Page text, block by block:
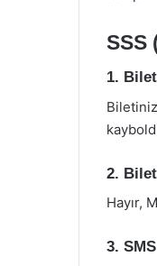
SSS
1.
2.
Hayır,
3.